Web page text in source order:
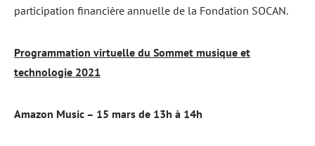
participation financière annuelle de la Fondation SOCAN.
Programmation virtuelle du Sommet musique et
technologie 2021
Amazon Music – 15 mars de 13h à 14h